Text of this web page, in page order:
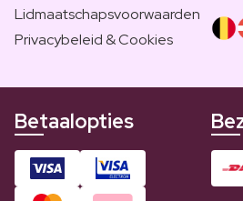
Lidmaatschapsvoorwaarden
Privacybeleid & Cookies
Betaalopties